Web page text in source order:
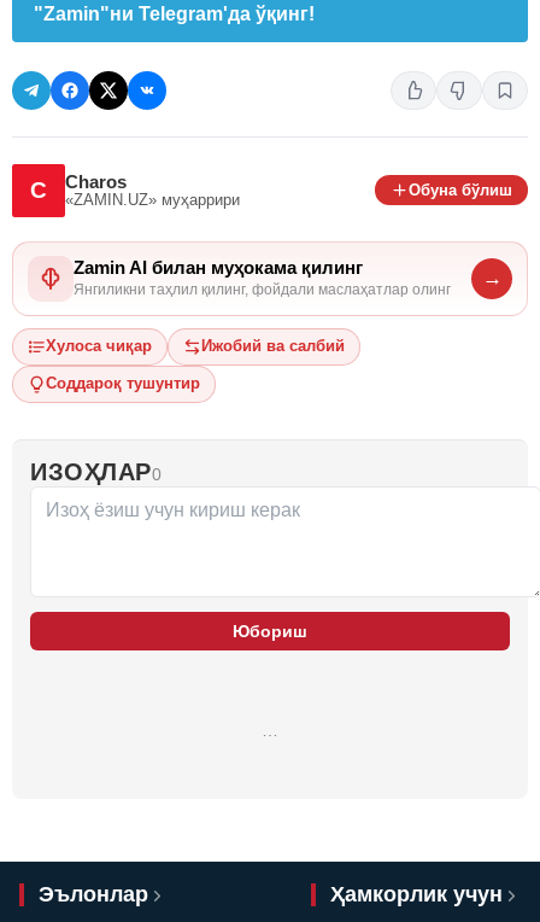
"Zamin"ни Telegram'да ўқинг!
C Charos
«ZAMIN.UZ» муҳаррири
Обуна бўлиш
Zamin AI билан муҳокама қилинг
Янгиликни таҳлил қилинг, фойдали маслаҳатлар олинг
→
Хулоса чиқар Ижобий ва салбий
Соддароқ тушунтир
ИЗОҲЛАР0
Юбориш
Эълонлар Ҳамкорлик учун